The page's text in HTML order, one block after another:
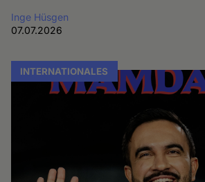
Inge Hüsgen
07.07.2026
INTERNATIONALES